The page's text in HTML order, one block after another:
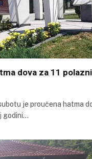
dova za 11
je proučena hatma
godini…